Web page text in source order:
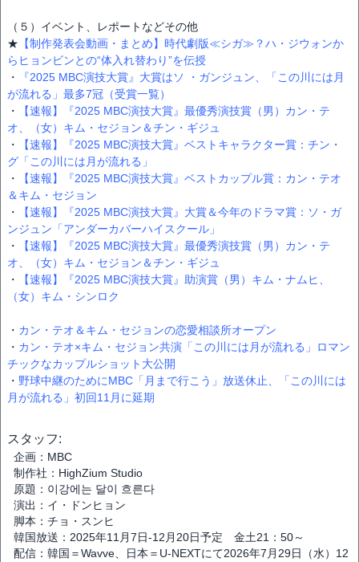
（５）イベント、レポートなどその他
★ 【制作発表会動画・まとめ】時代劇版≪シガ≫？ハ・ジウォンか
らヒョンビンとの“体入れ替わり”を伝授
・
『2025 MBC演技大賞』大賞はソ ・ガンジュン、「この川には月
が流れる」最多7冠（受賞一覧）
・
【速報】『2025 MBC演技大賞』最優秀演技賞（男）カン・テ
オ、（女）キム・セジョン＆チン・ギジュ
・
【速報】『2025 MBC演技大賞』ベストキャラクター賞：チン・
グ「この川には月が流れる」
・
【速報】『2025 MBC演技大賞』ベストカップル賞：カン・テオ
＆キム・セジョン
・
【速報】『2025 MBC演技大賞』大賞＆今年のドラマ賞：ソ・ガ
ンジュン「アンダーカバーハイスクール」
・
【速報】『2025 MBC演技大賞』最優秀演技賞（男）カン・テ
オ、（女）キム・セジョン＆チン・ギジュ
・
【速報】『2025 MBC演技大賞』助演賞（男）キム・ナムヒ、
（女）キム・シンロク
・ カン・テオ＆キム・セジョンの恋愛相談所オープン
・ カン・テオ×キム・セジョン共演「この川には月が流れる」ロマン
チックなカップルショット大公開
・ 野球中継のためにMBC「月まで行こう」放送休止、「この川には
月が流れる」初回11月に延期
スタッフ:
企画：MBC
制作社：HighZium Studio
原題：이강에는 달이 흐른다
演出：イ・ドンヒョン
脚本：チョ・スンヒ
韓国放送：2025年11月7日-12月20日予定 金土21：50～
配信：韓国＝Wavve、日本＝U-NEXTにて2026年7月29日（水）12